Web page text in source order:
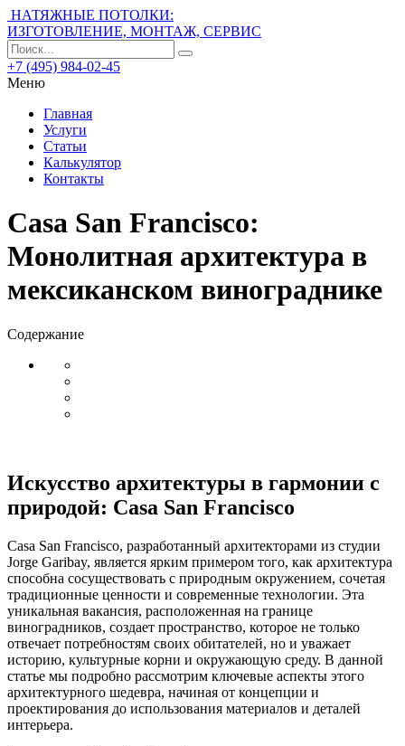
НАТЯЖНЫЕ ПОТОЛКИ:
ИЗГОТОВЛЕНИЕ, МОНТАЖ, СЕРВИС
+7 (495) 984-02-45
Меню
Главная
Услуги
Статьи
Калькулятор
Контакты
Casa San Francisco:
Монолитная архитектура в
мексиканском винограднике
Содержание
Искусство архитектуры в гармонии с
природой: Casa San Francisco
Casa San Francisco, разработанный архитекторами из студии
Jorge Garibay, является ярким примером того, как архитектура
способна сосуществовать с природным окружением, сочетая
традиционные ценности и современные технологии. Эта
уникальная вакансия, расположенная на границе
виноградников, создает пространство, которое не только
отвечает потребностям своих обитателей, но и уважает
историю, культурные корни и окружающую среду. В данной
статье мы подробно рассмотрим ключевые аспекты этого
архитектурного шедевра, начиная от концепции и
проектирования до использования материалов и деталей
интерьера.